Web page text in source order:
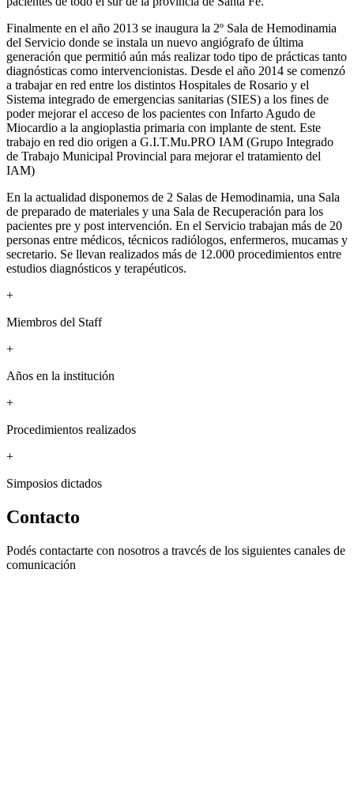
Finalmente en el año 2013 se inaugura la 2º Sala de Hemodinamia
del Servicio donde se instala un nuevo angiógrafo de última
generación que permitió aún más realizar todo tipo de prácticas tanto
diagnósticas como intervencionistas. Desde el año 2014 se comenzó
a trabajar en red entre los distintos Hospitales de Rosario y el
Sistema integrado de emergencias sanitarias (SIES) a los fines de
poder mejorar el acceso de los pacientes con Infarto Agudo de
Miocardio a la angioplastia primaria con implante de stent. Este
trabajo en red dio origen a G.I.T.Mu.PRO IAM (Grupo Integrado
de Trabajo Municipal Provincial para mejorar el tratamiento del
IAM)
En la actualidad disponemos de 2 Salas de Hemodinamia, una Sala
de preparado de materiales y una Sala de Recuperación para los
pacientes pre y post intervención. En el Servicio trabajan más de 20
personas entre médicos, técnicos radiólogos, enfermeros, mucamas y
secretario. Se llevan realizados más de 12.000 procedimientos entre
estudios diagnósticos y terapéuticos.
+
Miembros del Staff
+
Años en la institución
+
Procedimientos realizados
+
Simposios dictados
Contacto
Podés contactarte con nosotros a travcés de los siguientes canales de
comunicación